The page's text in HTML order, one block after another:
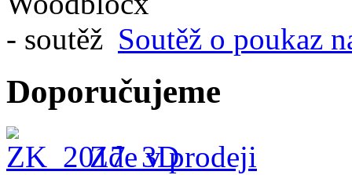
Soutěž o poukaz
Doporučujeme
Zde v prodeji